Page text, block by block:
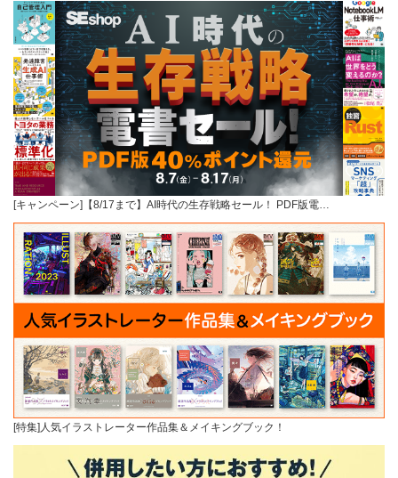
[キャンペーン]【8/17まで】AI時代の生存戦略セール！ PDF版電…
[特集]人気イラストレーター作品集＆メイキングブック！